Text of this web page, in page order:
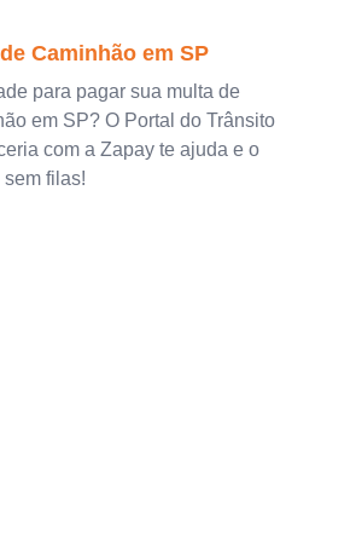
Caminhão em SP
para pagar sua multa de
em SP? O Portal do Trânsito
com a Zapay te ajuda e o
sem filas!